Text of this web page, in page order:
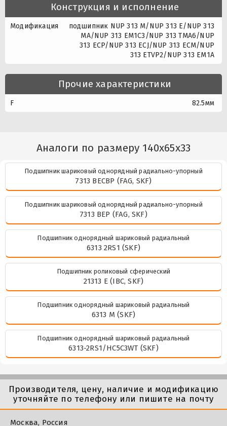
Конструкция и исполнение
Модификация
подшипник NUP 313 M/NUP 313 E/NUP 313
MA/NUP 313 EM1C3/NUP 313 TMA6/NUP
313 ECP/NUP 313 ECJ/NUP 313 ECM/NUP
313 ETVP2/NUP 313 EM1A
Прочие характеристики
F 82.5мм
Аналоги по размеру 140x65x33
Подшипник шариковый однорядный радиально-упорный
7313 BECBP (FAG, SKF)
Подшипник шариковый однорядный радиально-упорный
7313 BEP (FAG, SKF)
Подшипник однорядный шариковый радиальный
6313 2RS1 (SKF)
Подшипник роликовый сферический
21313 E (IBC, SKF)
Подшипник однорядный шариковый радиальный
6313 M (SKF)
Подшипник однорядный шариковый радиальный
6313-2RS1/HC5C3WT (SKF)
Производителя, цену, наличие и модификацию
уточняйте по телефону или пишите на почту
Москва, Россия